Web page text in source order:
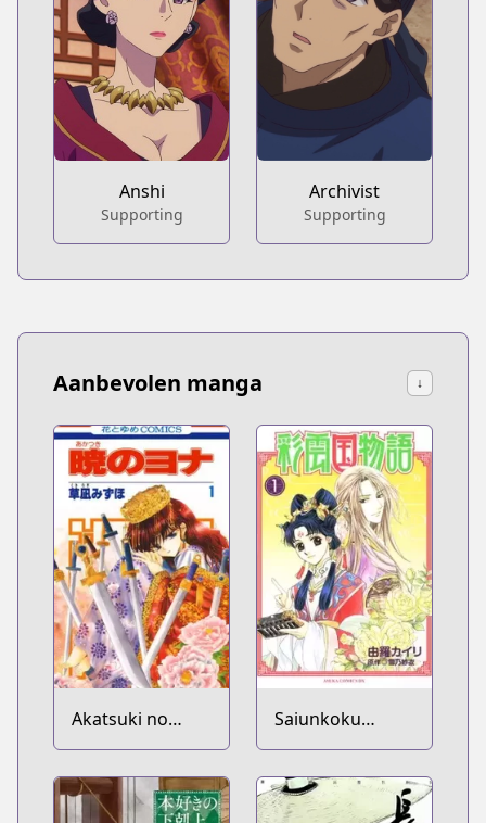
Anshi
Supporting
Archivist
Supporting
Aanbevolen manga ↓
Akatsuki no
Yona
Saiunkoku
Monogatari